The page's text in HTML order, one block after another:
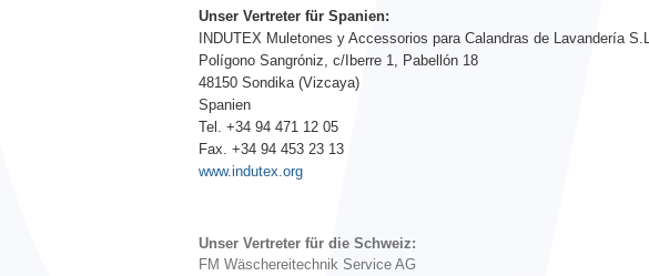
Unser Vertreter für Spanien:
INDUTEX Muletones y Accessorios para Calandras de Lavandería S.L.
Polígono Sangróniz, c/Iberre 1, Pabellón 18
48150 Sondika (Vizcaya)
Spanien
Tel. +34 94 471 12 05
Fax. +34 94 453 23 13
www.indutex.org
Unser Vertreter für die Schweiz:
FM Wäschereitechnik Service AG